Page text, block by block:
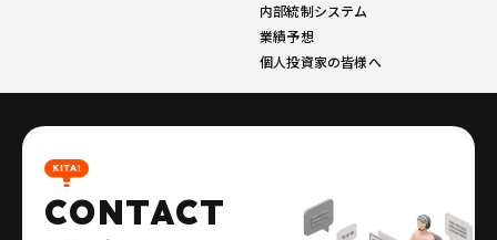
内部統制システム
業績予想
個人投資家の皆様へ
CONTACT